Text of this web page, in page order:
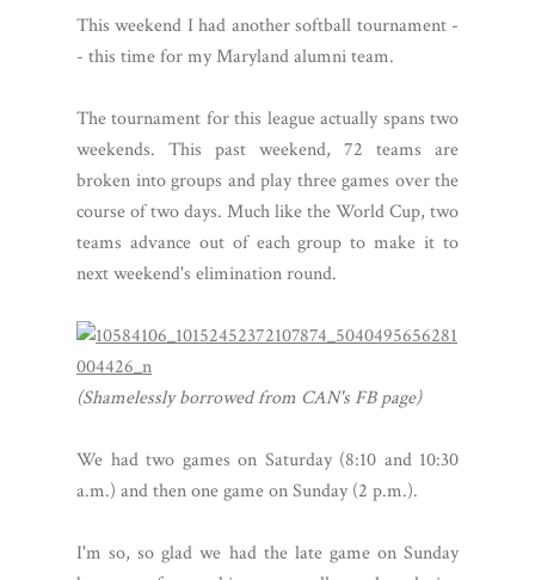
This weekend I had another softball tournament -
- this time for my Maryland alumni team.
The tournament for this league actually spans two
weekends. This past weekend, 72 teams are
broken into groups and play three games over the
course of two days. Much like the World Cup, two
teams advance out of each group to make it to
next weekend's elimination round.
(Shamelessly borrowed from CAN's FB page)
We had two games on Saturday (8:10 and 10:30
a.m.) and then one game on Sunday (2 p.m.).
I'm so, so glad we had the late game on Sunday